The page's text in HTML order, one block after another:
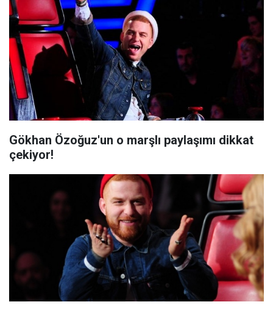
Gökhan Özoğuz'un o marşlı paylaşımı dikkat
çekiyor!